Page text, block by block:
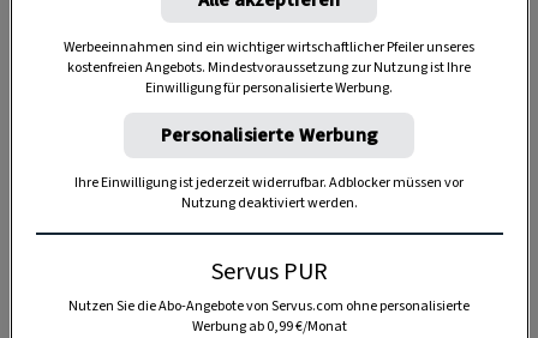
Anzeige
Werbeeinnahmen sind ein wichtiger wirtschaftlicher Pfeiler unseres
kostenfreien Angebots. Mindestvoraussetzung zur Nutzung ist Ihre
Einwilligung für personalisierte Werbung.
Personalisierte Werbung
Ihre Einwilligung ist jederzeit widerrufbar. Adblocker müssen vor
Nutzung deaktiviert werden.
Servus PUR
Nutzen Sie die Abo-Angebote von Servus.com ohne personalisierte
Werbung ab 0,99 €/Monat